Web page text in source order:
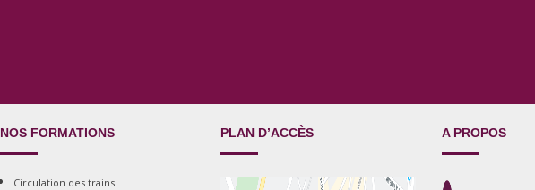
NOS FORMATIONS
Circulation des trains
PLAN D’ACCÈS A PROPOS